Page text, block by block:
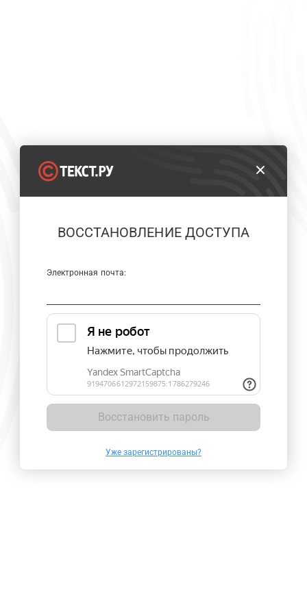
ВОССТАНОВЛЕНИЕ ДОСТУПА
Электронная почта:
Восстановить пароль
Уже зарегистрированы?